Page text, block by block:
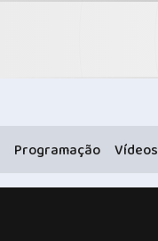
Programação Vídeos